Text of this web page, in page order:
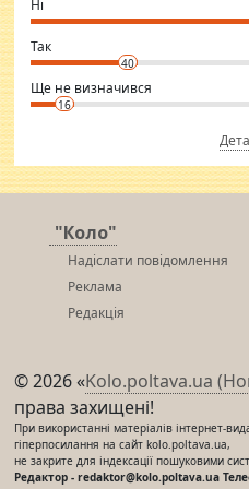
conscious in order to keep
club.
⇒ sakshimirchandani.com
Ні
Так
40
Ще не визначився
16
"Коло"
Надіслати повідомлення
Реклама
Редакція
© 2026 «Kolo.poltava.ua
права захищені!
При використанні матеріалів інтернет-
гіперпосилання на сайт kolo.poltava.ua,
не закрите для індексації пошуковими
Редактор - redaktor@kolo.poltava.ua